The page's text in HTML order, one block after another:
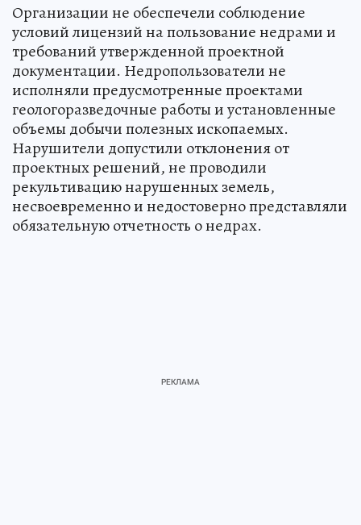
Организации не обеспечели соблюдение
условий лицензий на пользование недрами и
требований утвержденной проектной
документации. Недропользователи не
исполняли предусмотренные проектами
геологоразведочные работы и установленные
объемы добычи полезных ископаемых.
Нарушители допустили отклонения от
проектных решений, не проводили
рекультивацию нарушенных земель,
несвоевременно и недостоверно представляли
обязательную отчетность о недрах.